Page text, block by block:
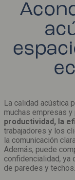
La calidad acústica
muchas empresas y
productividad, la
trabajadores y los
la comunicación
Además, puede
confidencialidad, ya
de paredes y techos.